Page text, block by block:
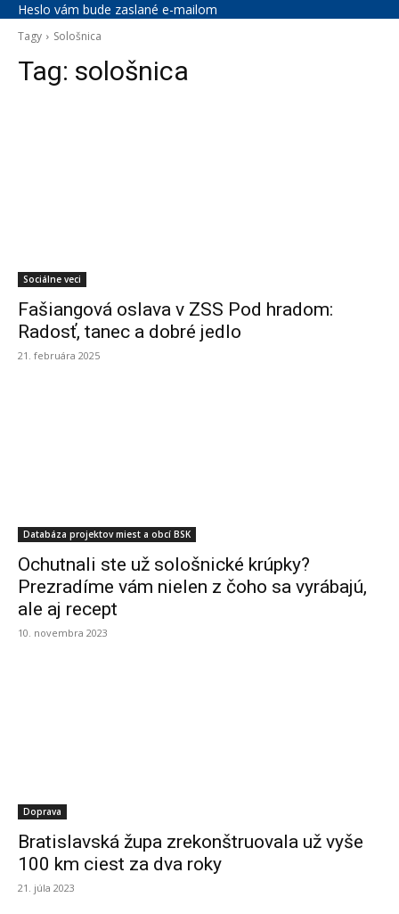
Heslo vám bude zaslané e-mailom
Tagy Sološnica
Tag: sološnica
Sociálne veci
Fašiangová oslava v ZSS Pod hradom:
Radosť, tanec a dobré jedlo
21. februára 2025
Databáza projektov miest a obcí BSK
Ochutnali ste už sološnické krúpky?
Prezradíme vám nielen z čoho sa vyrábajú,
ale aj recept
10. novembra 2023
Doprava
Bratislavská župa zrekonštruovala už vyše
100 km ciest za dva roky
21. júla 2023